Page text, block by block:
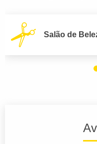
Salão de